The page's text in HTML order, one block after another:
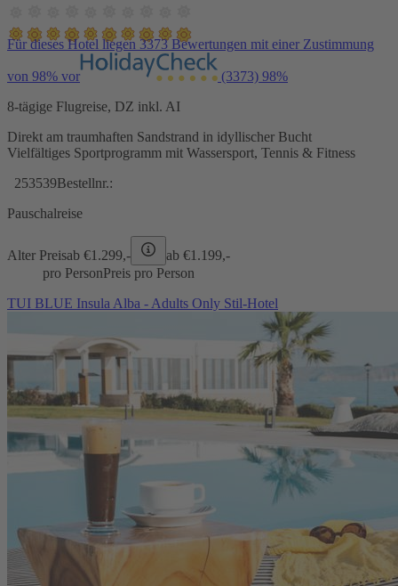
Für dieses Hotel liegen 3373 Bewertungen mit einer Zustimmung
von 98% vor (3373) 98%
8-tägige Flugreise, DZ inkl. AI
Direkt am traumhaften Sandstrand in idyllischer Bucht
Vielfältiges Sportprogramm mit Wassersport, Tennis & Fitness
253539Bestellnr.:
Pauschalreise
Alter Preisab €1.299,- ab €1.199,-
pro PersonPreis pro Person
TUI BLUE Insula Alba - Adults Only Stil-Hotel